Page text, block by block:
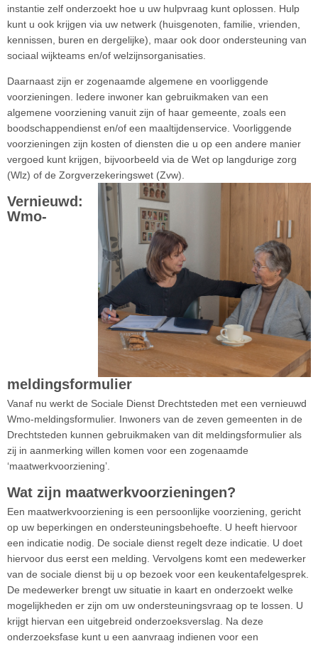
instantie zelf onderzoekt hoe u uw hulpvraag kunt oplossen. Hulp
kunt u ook krijgen via uw netwerk (huisgenoten, familie, vrienden,
kennissen, buren en dergelijke), maar ook door ondersteuning van
sociaal wijkteams en/of welzijnsorganisaties.
Daarnaast zijn er zogenaamde algemene en voorliggende
voorzieningen. Iedere inwoner kan gebruikmaken van een
algemene voorziening vanuit zijn of haar gemeente, zoals een
boodschappendienst en/of een maaltijdenservice. Voorliggende
voorzieningen zijn kosten of diensten die u op een andere manier
vergoed kunt krijgen, bijvoorbeeld via de Wet op langdurige zorg
(Wlz) of de Zorgverzekeringswet (Zvw).
Vernieuwd:
Wmo-
meldingsformulier
Vanaf nu werkt de Sociale Dienst Drechtsteden met een vernieuwd
Wmo-meldingsformulier. Inwoners van de zeven gemeenten in de
Drechtsteden kunnen gebruikmaken van dit meldingsformulier als
zij in aanmerking willen komen voor een zogenaamde
‘maatwerkvoorziening’.
Wat zijn maatwerkvoorzieningen?
Een maatwerkvoorziening is een persoonlijke voorziening, gericht
op uw beperkingen en ondersteuningsbehoefte. U heeft hiervoor
een indicatie nodig. De sociale dienst regelt deze indicatie. U doet
hiervoor dus eerst een melding. Vervolgens komt een medewerker
van de sociale dienst bij u op bezoek voor een keukentafelgesprek.
De medewerker brengt uw situatie in kaart en onderzoekt welke
mogelijkheden er zijn om uw ondersteuningsvraag op te lossen. U
krijgt hiervan een uitgebreid onderzoeksverslag. Na deze
onderzoeksfase kunt u een aanvraag indienen voor een